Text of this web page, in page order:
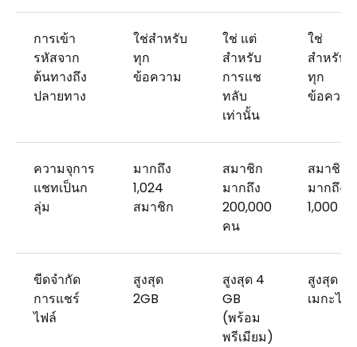
การเข้า
รหัสจาก
ต้นทางถึง
ปลายทาง
ใช่สำหรับ
ทุก
ข้อความ
ใช่ แต่
สำหรับ
การแช
ทลับ
เท่านั้น
ใช่
สำหรับ
ทุก
ข้อความ
ความจุการ
แชทเป็นก
ลุ่ม
มากถึง
1,024
สมาชิก
สมาชิก
มากถึง
200,000
คน
สมาชิก
มากถึง
1,000 ค
ขีดจำกัด
การแชร์
ไฟล์
สูงสุด
2GB
สูงสุด 4
GB
(พร้อม
พรีเมียม)
สูงสุด
เมกะไบต์